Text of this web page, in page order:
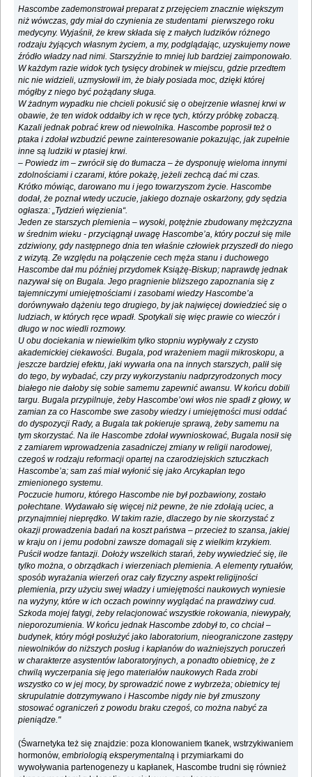
Hascombe zademonstrował preparat z przejęciem znacznie większym
niż wówczas, gdy miał do czynienia ze studentami pierwszego roku
medycyny. Wyjaśnił, że krew składa się z małych ludzików różnego
rodzaju żyjących własnym życiem, a my, podglądając, uzyskujemy nowe
źródło władzy nad nimi. Starszyźnie to mniej lub bardziej zaimponowało.
W każdym razie widok tych tysięcy drobinek w miejscu, gdzie przedtem
nic nie widzieli, uzmysłowił im, że biały posiada moc, dzięki której
mógłby z niego być pożądany sługa.
W żadnym wypadku nie chcieli pokusić się o obejrzenie własnej krwi w
obawie, że ten widok oddałby ich w ręce tych, którzy próbkę zobaczą.
Kazali jednak pobrać krew od niewolnika. Hascombe poprosił też o
ptaka i zdołał wzbudzić pewne zainteresowanie pokazując, jak zupełnie
inne są ludziki w ptasiej krwi.
‒ Powiedz im ‒ zwrócił się do tłumacza ‒ że dysponuję wieloma innymi
zdolnościami i czarami, które pokażę, jeżeli zechcą dać mi czas.
Krótko mówiąc, darowano mu i jego towarzyszom życie. Hascombe
dodał, że poznał wtedy uczucie, jakiego doznaje oskarżony, gdy sędzia
ogłasza: „Tydzień więzienia“.
Jeden ze starszych plemienia ‒ wysoki, potężnie zbudowany mężczyzna
w średnim wieku - przyciągnął uwagę Hascombe’a, który poczuł się mile
zdziwiony, gdy następnego dnia ten właśnie człowiek przyszedł do niego
z wizytą. Ze względu na połączenie cech męża stanu i duchowego
Hascombe dał mu później przydomek Książę-Biskup; naprawdę jednak
nazywał się on Bugala. Jego pragnienie bliższego zapoznania się z
tajemniczymi umiejętnościami i zasobami wiedzy Hascombe’a
dorównywało dążeniu tego drugiego, by jak najwięcej dowiedzieć się o
ludziach, w których ręce wpadł. Spotykali się więc prawie co wieczór i
długo w noc wiedli rozmowy.
U obu dociekania w niewielkim tylko stopniu wypływały z czysto
akademickiej ciekawości. Bugala, pod wrażeniem magii mikroskopu, a
jeszcze bardziej efektu, jaki wywarła ona na innych starszych, palił się
do tego, by wybadać, czy przy wykorzystaniu nadprzyrodzonych mocy
białego nie dałoby się sobie samemu zapewnić awansu. W końcu dobili
targu. Bugala przypilnuje, żeby Hascombe’owi włos nie spadł z głowy, w
zamian za co Hascombe swe zasoby wiedzy i umiejętności musi oddać
do dyspozycji Rady, a Bugala tak pokieruje sprawą, żeby samemu na
tym skorzystać. Na ile Hascombe zdołał wywnioskować, Bugala nosił się
z zamiarem wprowadzenia zasadniczej zmiany w religii narodowej,
czegoś w rodzaju reformacji opartej na czarodziejskich sztuczkach
Hascombe’a; sam zaś miał wyłonić się jako Arcykapłan tego
zmienionego systemu.
Poczucie humoru, którego Hascombe nie był pozbawiony, zostało
połechtane. Wydawało się więcej niż pewne, że nie zdołają uciec, a
przynajmniej nieprędko. W takim razie, dlaczego by nie skorzystać z
okazji prowadzenia badań na koszt państwa ‒ przecież to szansa, jakiej
w kraju on i jemu podobni zawsze domagali się z wielkim krzykiem.
Puścił wodze fantazji. Dołoży wszelkich starań, żeby wywiedzieć się, ile
tylko można, o obrządkach i wierzeniach plemienia. A elementy rytuałów,
sposób wyrażania wierzeń oraz cały fizyczny aspekt religijności
plemienia, przy użyciu swej władzy i umiejętności naukowych wyniesie
na wyżyny, które w ich oczach powinny wyglądać na prawdziwy cud.
Szkoda mojej fatygi, żeby relacjonować wszystkie rokowania, niewypały,
nieporozumienia. W końcu jednak Hascombe zdobył to, co chciał ‒
budynek, który mógł posłużyć jako laboratorium, nieograniczone zastępy
niewolników do niższych posług i kapłanów do ważniejszych poruczeń
w charakterze asystentów laboratoryjnych, a ponadto obietnicę, że z
chwilą wyczerpania się jego materiałów naukowych Rada zrobi
wszystko co w jej mocy, by sprowadzić nowe z wybrzeża; obietnicy tej
skrupulatnie dotrzymywano i Hascombe nigdy nie był zmuszony
stosować ograniczeń z powodu braku czegoś, co można nabyć za
pieniądze."
(Śwarnetyka też się znajdzie: poza klonowaniem tkanek, wstrzykiwaniem
hormonów,embriologią eksperymentalną i przymiarkami do
wywoływania partenogenezy u kapłanek, Hascombe trudni się również